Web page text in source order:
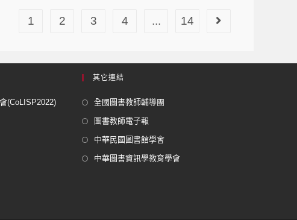
1 2 3 4 ... 14
(CoLISP2022)
其它連結
全國圖書教師輔導團
圖書教師電子報
中華民國圖書館學會
中華圖書資訊學教育學會